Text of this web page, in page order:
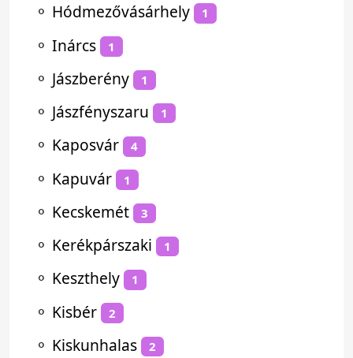
⚬ Hódmezővásárhely 1
⚬ Inárcs 1
⚬ Jászberény 1
⚬ Jászfényszaru 1
⚬ Kaposvár 4
⚬ Kapuvár 1
⚬ Kecskemét 3
⚬ Kerékpárszaki 1
⚬ Keszthely 1
⚬ Kisbér 2
⚬ Kiskunhalas 2